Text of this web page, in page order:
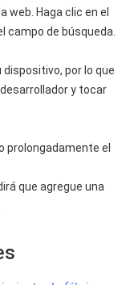
web. Haga clic en el
campo de búsqueda.
dispositivo, por lo que
y tocar
prolongadamente el
que agregue una